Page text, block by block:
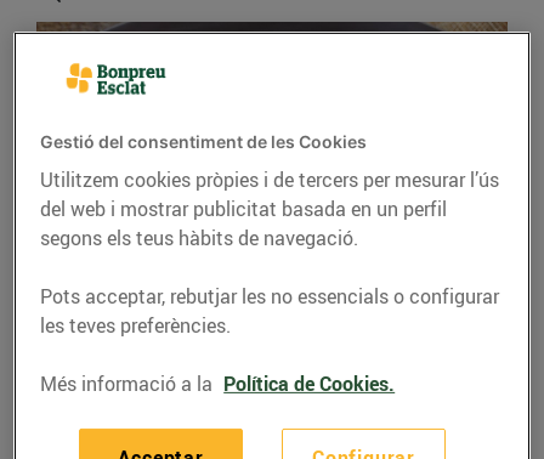
Raviolis de bolets amb
formatge de cabra
Gestió del consentiment de les Cookies
Utilitzem cookies pròpies i de tercers per mesurar l’ús
del web i mostrar publicitat basada en un perfil
segons els teus hàbits de navegació.
Pots acceptar, rebutjar les no essencials o configurar
les teves preferències.
Més informació a la Política de Cookies.